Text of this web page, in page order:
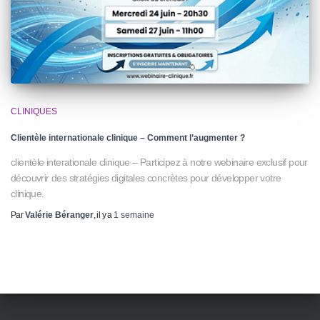
CLINIQUES
Clientèle internationale clinique – Comment l’augmenter ?
clientèle interationale clinique – Participez à notre webinaire exclusif pour
découvrir des stratégies digitales concrètes pour développer votre
clinique.
ParValérie Béranger, il y a 1 semaine